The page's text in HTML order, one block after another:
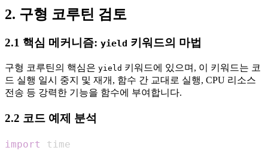
2. 구형 코루틴 검토
2.1 핵심 메커니즘: yield 키워드의 마법
구형 코루틴의 핵심은 yield 키워드에 있으며, 이 키워드는 코
드 실행 일시 중지 및 재개, 함수 간 교대로 실행, CPU 리소스
전송 등 강력한 기능을 함수에 부여합니다.
2.2 코드 예제 분석
import